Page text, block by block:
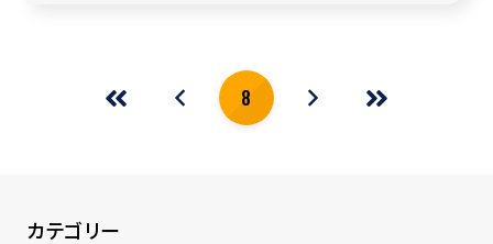
8
カテゴリー